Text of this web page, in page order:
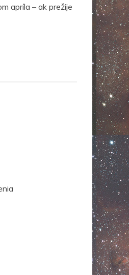
apríla – ak prežije